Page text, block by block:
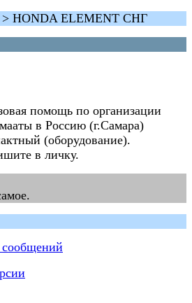
> HONDA ELEMENT СНГ
помощь по организации
в Россию (г.Самара)
(оборудование).
в личку.
сообщений